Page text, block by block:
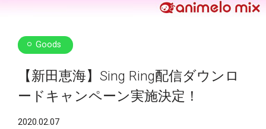
Goods
【新田恵海】Sing Ring配信ダウンロ
ードキャンペーン実施決定！
2020.02.07